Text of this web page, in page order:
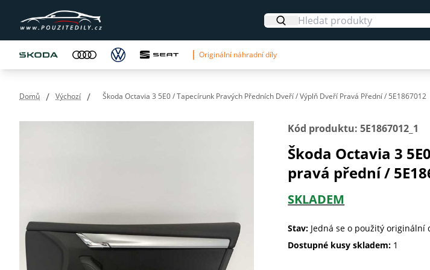
Originální náhradní díly
Domů / Výchozí / Škoda Octavia 3 5E0 / Tapecírunk Pravých Předních Dveří / Výplň Dveří Pravá Přední / 5E1867012
Kód produktu: 5E1867012_1
Škoda Octavia 3
pravá přední /
SKLADEM
Stav: Jedná se o použitý originální
Dostupné kusy skladem: 1